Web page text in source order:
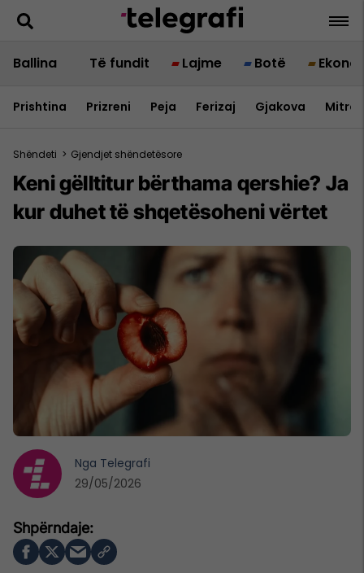
Ballina Të fundit Lajme Botë
Prishtina Prizreni Peja Ferizaj Gjakova
Shëndeti > Gjendjet shëndetësore
Keni gëlltitur bërthama qershie? Ja
kur duhet të shqetësoheni vërtet
Nga Telegrafi
29/05/2026